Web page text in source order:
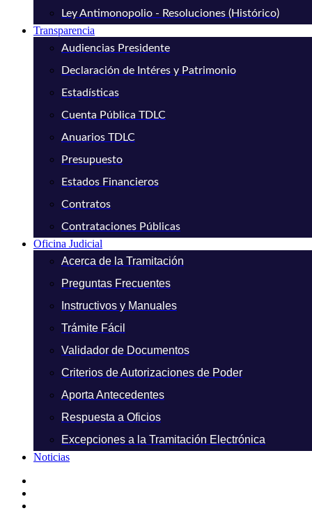
Ley Antimonopolio - Resoluciones (Histórico)
Transparencia
Audiencias Presidente
Declaración de Intéres y Patrimonio
Estadísticas
Cuenta Pública TDLC
Anuarios TDLC
Presupuesto
Estados Financieros
Contratos
Contrataciones Públicas
Oficina Judicial
Acerca de la Tramitación
Preguntas Frecuentes
Instructivos y Manuales
Trámite Fácil
Validador de Documentos
Criterios de Autorizaciones de Poder
Aporta Antecedentes
Respuesta a Oficios
Excepciones a la Tramitación Electrónica
Noticias